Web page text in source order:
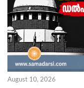
August 10, 2026